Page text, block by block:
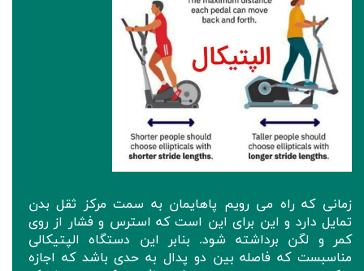
زمانی که راه می رویم پاهایمان به سمت مرکز ثقل بدن
تمایل دارد و این برای این است که استرس و فشار از روی
کمر و لگن برداشته شود. بنابر این دستگاه الپتیکالی
مناسبست که فاصله بین دو پدال به حدی باشد که اجازه